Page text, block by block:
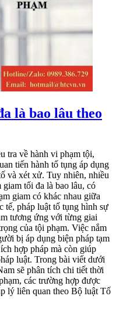
là bao lâu theo
tra về hành vi phạm tội,
tiến hành tố tụng áp dụng
và xét xử. Tuy nhiên, nhiều
tối đa là bao lâu, có
giam có khác nhau giữa
tế, pháp luật tố tụng hình sự
tương ứng với từng giai
của tội phạm. Việc nắm
bị áp dụng biện pháp tạm
hợp pháp mà còn giúp
luật. Trong bài viết dưới
sẽ phân tích chi tiết thời
các trường hợp được
lý liên quan theo Bộ luật Tố